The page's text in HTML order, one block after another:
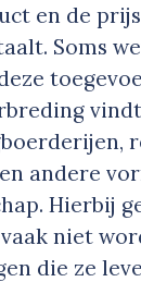
en de
Soms
andere
Hierbij
niet
die ze